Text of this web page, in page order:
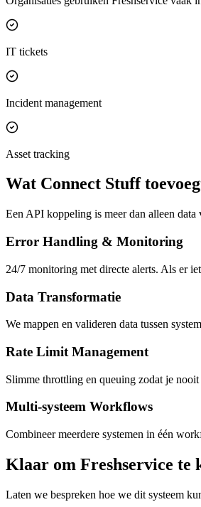
IT tickets
Incident management
Asset tracking
Wat Connect Stuff
Een API koppeling is meer dan alleen
Error Handling & Monitoring
24/7 monitoring met directe alerts. Als er
Data Transformatie
We mappen en valideren data tussen
Rate Limit Management
Slimme throttling en queuing zodat je
Multi-systeem Workflows
Combineer meerdere systemen in één
Klaar om Freshservice te
Laten we bespreken hoe we dit systeem